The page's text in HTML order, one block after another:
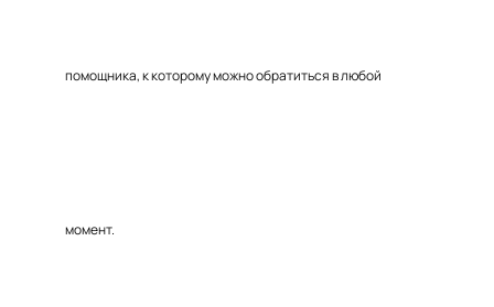
помощника, к которому можно обратиться в любой
момент.